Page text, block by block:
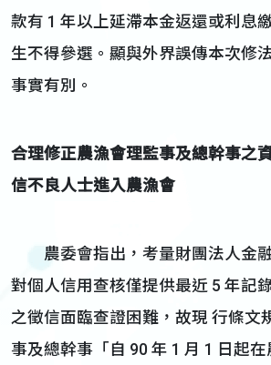
款有 1 年以上延滯本金返還或利息
生不得參選。顯與外界誤傳本次修
事實有別。
合理修正農漁會理監事及總幹事之
信不良人士進入農漁會
農委會指出，考量財團法人金
對個人信用查核僅提供最近 5 年記
之徵信面臨查證困難，故現 行條文
事及總幹事「自 90 年 1 月 1 日起